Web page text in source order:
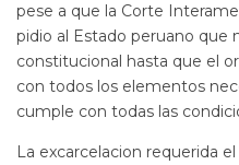
pese a que la Corte
pidio al Estado peruano que
constitucional hasta que el
con todos los elementos
cumple con todas las
La excarcelacion requerida